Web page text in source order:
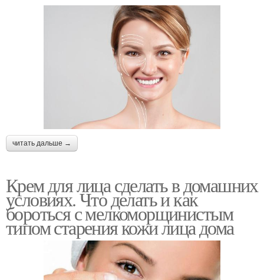
читать дальше →
Крем для лица сделать в домашних
условиях. Что делать и как
бороться с мелкоморщинистым
типом старения кожи лица дома